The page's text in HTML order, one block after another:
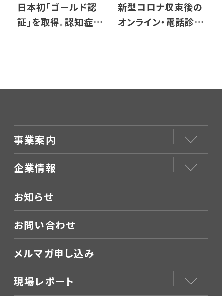
日本初「ゴールド認
証」を取得。認知症に
新型コロナ収束後の
オンライン・電話診療
事業案内
企業情報
お知らせ
お問い合わせ
メルマガ申し込み
現場レポート